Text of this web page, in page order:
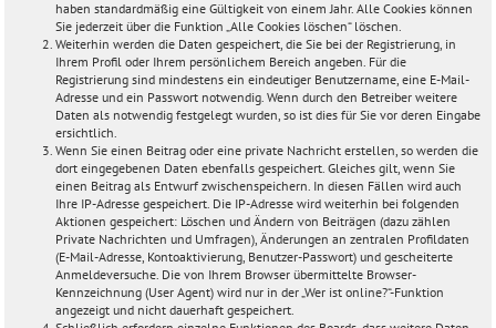
haben standardmäßig eine Gültigkeit von einem Jahr. Alle Cookies können
Sie jederzeit über die Funktion „Alle Cookies löschen“ löschen.
Weiterhin werden die Daten gespeichert, die Sie bei der Registrierung, in
Ihrem Profil oder Ihrem persönlichem Bereich angeben. Für die
Registrierung sind mindestens ein eindeutiger Benutzername, eine E-Mail-
Adresse und ein Passwort notwendig. Wenn durch den Betreiber weitere
Daten als notwendig festgelegt wurden, so ist dies für Sie vor deren Eingabe
ersichtlich.
Wenn Sie einen Beitrag oder eine private Nachricht erstellen, so werden die
dort eingegebenen Daten ebenfalls gespeichert. Gleiches gilt, wenn Sie
einen Beitrag als Entwurf zwischenspeichern. In diesen Fällen wird auch
Ihre IP-Adresse gespeichert. Die IP-Adresse wird weiterhin bei folgenden
Aktionen gespeichert: Löschen und Ändern von Beiträgen (dazu zählen
Private Nachrichten und Umfragen), Änderungen an zentralen Profildaten
(E-Mail-Adresse, Kontoaktivierung, Benutzer-Passwort) und gescheiterte
Anmeldeversuche. Die von Ihrem Browser übermittelte Browser-
Kennzeichnung (User Agent) wird nur in der „Wer ist online?“-Funktion
angezeigt und nicht dauerhaft gespeichert.